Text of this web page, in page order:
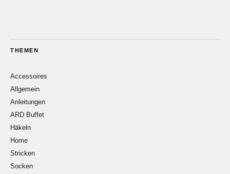
THEMEN
Accessoires
Allgemein
Anleitungen
ARD Buffet
Häkeln
Home
Stricken
Socken